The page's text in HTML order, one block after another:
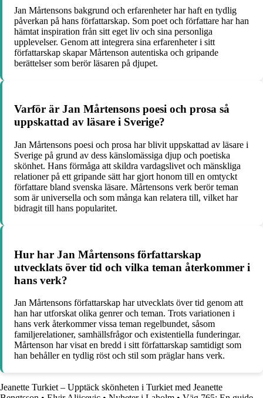
Jan Mårtensons bakgrund och erfarenheter har haft en tydlig
påverkan på hans författarskap. Som poet och författare har han
hämtat inspiration från sitt eget liv och sina personliga
upplevelser. Genom att integrera sina erfarenheter i sitt
författarskap skapar Mårtenson autentiska och gripande
berättelser som berör läsaren på djupet.
Varför är Jan Mårtensons poesi och prosa så
uppskattad av läsare i Sverige?
Jan Mårtensons poesi och prosa har blivit uppskattad av läsare i
Sverige på grund av dess känslomässiga djup och poetiska
skönhet. Hans förmåga att skildra vardagslivet och mänskliga
relationer på ett gripande sätt har gjort honom till en omtyckt
författare bland svenska läsare. Mårtensons verk berör teman
som är universella och som många kan relatera till, vilket har
bidragit till hans popularitet.
Hur har Jan Mårtensons författarskap
utvecklats över tid och vilka teman återkommer i
hans verk?
Jan Mårtensons författarskap har utvecklats över tid genom att
han har utforskat olika genrer och teman. Trots variationen i
hans verk återkommer vissa teman regelbundet, såsom
familjerelationer, samhällsfrågor och existentiella funderingar.
Mårtenson har visat en bredd i sitt författarskap samtidigt som
han behåller en tydlig röst och stil som präglar hans verk.
Jeanette Turkiet – Upptäck skönheten i Turkiet med Jeanette